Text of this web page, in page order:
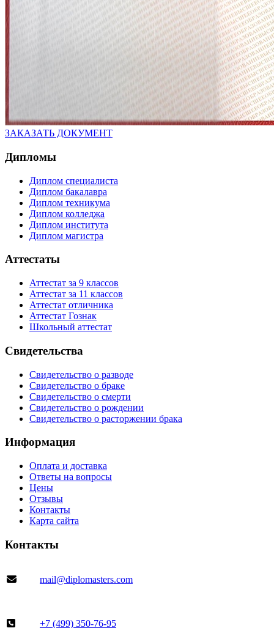
ЗАКАЗАТЬ ДОКУМЕНТ
Дипломы
Диплом специалиста
Диплом бакалавра
Диплом техникума
Диплом колледжа
Диплом института
Диплом магистра
Аттестаты
Аттестат за 9 классов
Аттестат за 11 классов
Аттестат отличника
Аттестат Гознак
Школьный аттестат
Свидетельства
Свидетельство о разводе
Свидетельство о браке
Свидетельство о смерти
Свидетельство о рождении
Свидетельство о расторжении брака
Информация
Оплата и доставка
Ответы на вопросы
Цены
Отзывы
Контакты
Карта сайта
Контакты
mail@diplomasters.com
+7 (499) 350-76-95